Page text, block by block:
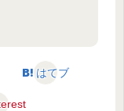
はてブ